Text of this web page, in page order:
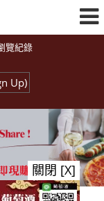
覽紀錄
Up)
關閉 [X]